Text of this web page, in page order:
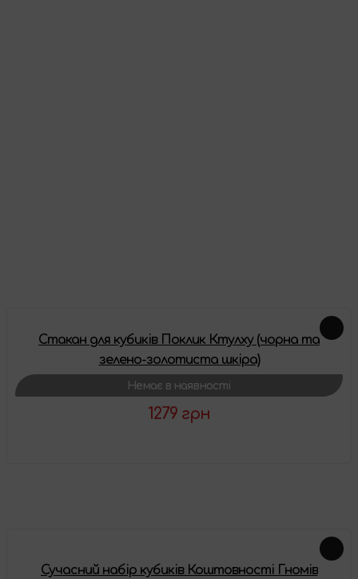
Стакан для кубиків Поклик Ктулху (чорна та
зелено-золотиста шкіра)
Немає в наявності
1279 грн
Сучасний набір кубиків Коштовності Гномів